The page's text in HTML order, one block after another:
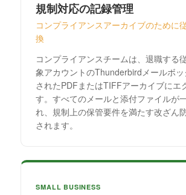
規制対応の記録管理
コンプライアンスアーカイブのために
換
コンプライアンスチームは、退職する
象アカウントのThunderbirdメールボ
されたPDFまたはTIFFアーカイブにエ
す。すべてのメールと添付ファイルが
れ、規制上の保管要件を満たす改ざん
されます。
SMALL BUSINESS